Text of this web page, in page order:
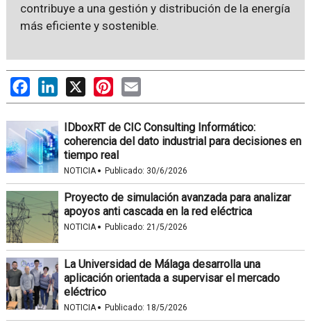
contribuye a una gestión y distribución de la energía
más eficiente y sostenible.
FacebookLinkedIn
X PinterestEmail
IDboxRT de CIC Consulting Informático:
coherencia del dato industrial para decisiones en
tiempo real
NOTICIA· Publicado: 30/6/2026
Proyecto de simulación avanzada para analizar
apoyos anti cascada en la red eléctrica
NOTICIA· Publicado: 21/5/2026
La Universidad de Málaga desarrolla una
aplicación orientada a supervisar el mercado
eléctrico
NOTICIA· Publicado: 18/5/2026